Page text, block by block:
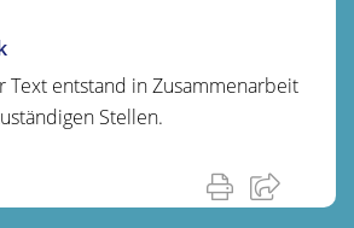
Text entstand in Zusammenarbeit
Stellen.